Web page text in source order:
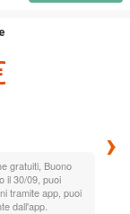
gratuiti, Buono
il 30/09, puoi
tramite app, puoi
dall'app.
›